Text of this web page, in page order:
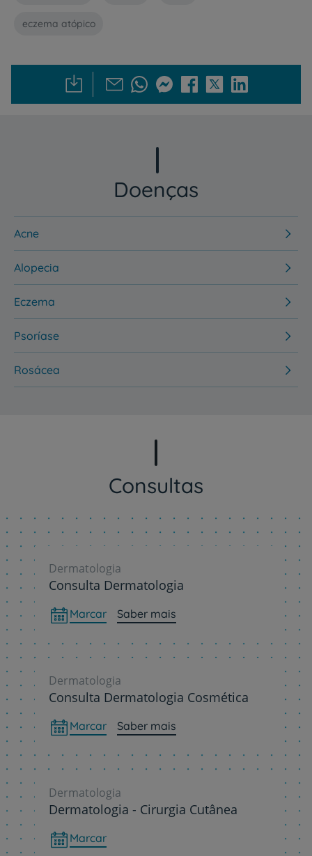
eczema atópico
Doenças
Acne
Alopecia
Eczema
Psoríase
Rosácea
Consultas
Dermatologia
Consulta Dermatologia
Marcar Saber mais
Dermatologia
Consulta Dermatologia Cosmética
Marcar Saber mais
Dermatologia
Dermatologia - Cirurgia Cutânea
Marcar